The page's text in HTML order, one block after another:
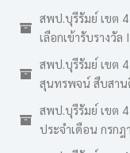
สพป.บุรีรัมย์ เขต
เลือกเข้ารับรางวัล
สพป.บุรีรัมย์ เขต
สุนทรพจน์ สืบสาน
สพป.บุรีรัมย์ เขต
ประจำเดือน กรกฎ